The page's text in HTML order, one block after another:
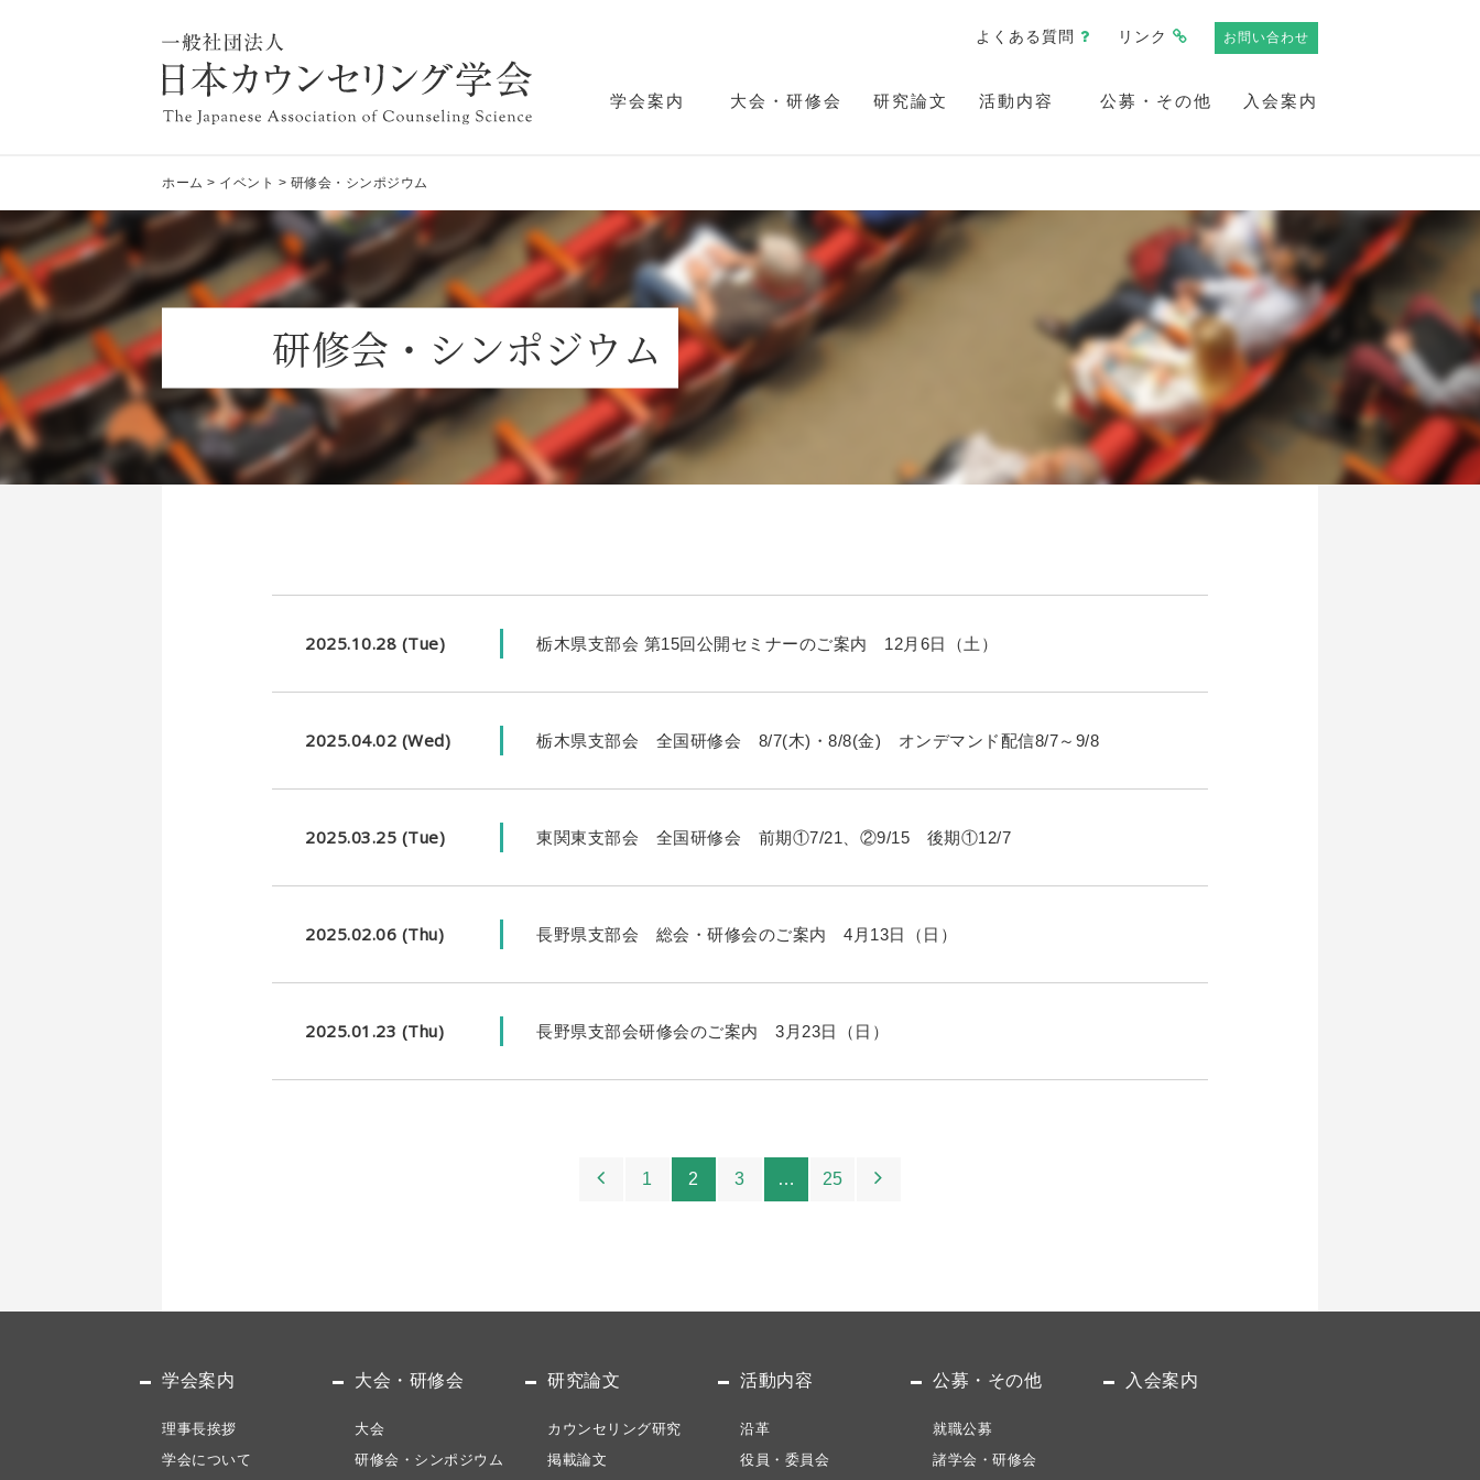
よくある質問 リンク お問い合わせ
学会案内 大会・研修会 研究論文 活動内容 公募・その他 入会案内
ホーム > イベント > 研修会・シンポジウム
研修会・シンポジウム
2025.10.28 (Tue) 栃木県支部会 第15回公開セミナーのご案内 12月6日（土）
2025.04.02 (Wed) 栃木県支部会 全国研修会 8/7(木)・8/8(金) オンデマンド配信8/7～9/8
2025.03.25 (Tue) 東関東支部会 全国研修会 前期①7/21、②9/15 後期①12/7
2025.02.06 (Thu) 長野県支部会 総会・研修会のご案内 4月13日（日）
2025.01.23 (Thu) 長野県支部会研修会のご案内 3月23日（日）
1 2 3 … 25
学会案内
理事長挨拶
学会について
大会・研修会
大会
研修会・シンポジウム
研究論文
カウンセリング研究
掲載論文
活動内容
沿革
役員・委員会
公募・その他
就職公募
諸学会・研修会
入会案内